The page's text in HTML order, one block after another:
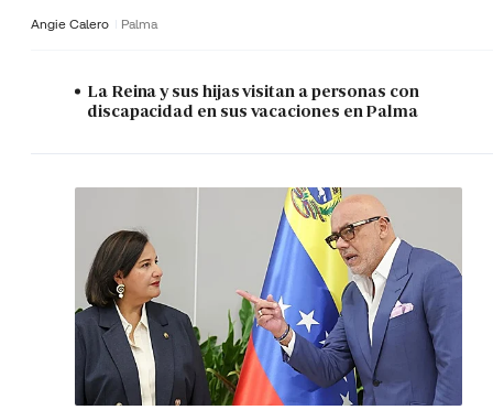
Angie Calero Palma
La Reina y sus hijas visitan a personas con
discapacidad en sus vacaciones en Palma